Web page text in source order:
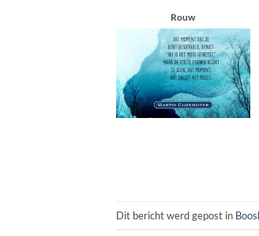
Rouw
Dit bericht werd gepost in